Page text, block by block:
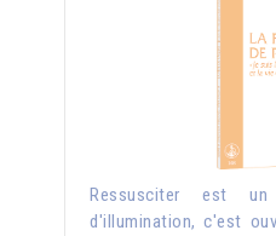
Ressusciter est un
d'illumination, c'est